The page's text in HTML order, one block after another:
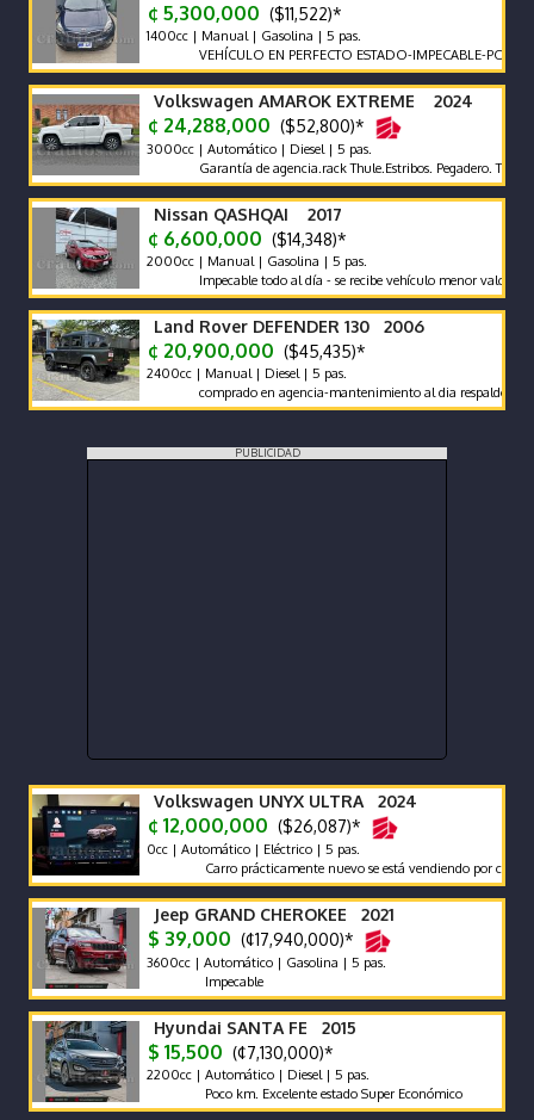
¢ 5,300,000 ($11,522)*
1400cc | Manual | Gasolina | 5 pas.
VEHÍCULO EN PERFECTO ESTADO-IMPECABLE-POCO
Volkswagen AMAROK EXTREME 2024
¢ 24,288,000 ($52,800)*
3000cc | Automático | Diesel | 5 pas.
Garantía de agencia.rack Thule.Estribos. Pegadero. Tapa
Nissan QASHQAI 2017
¢ 6,600,000 ($14,348)*
2000cc | Manual | Gasolina | 5 pas.
Impecable todo al día - se recibe vehículo menor valor garantía
Land Rover DEFENDER 130 2006
¢ 20,900,000 ($45,435)*
2400cc | Manual | Diesel | 5 pas.
comprado en agencia-mantenimiento al dia respaldo -pocos
PUBLICIDAD
Volkswagen UNYX ULTRA 2024
¢ 12,000,000 ($26,087)*
0cc | Automático | Eléctrico | 5 pas.
Carro prácticamente nuevo se está vendiendo por compra de
Jeep GRAND CHEROKEE 2021
$ 39,000 (¢17,940,000)*
3600cc | Automático | Gasolina | 5 pas.
Impecable
Hyundai SANTA FE 2015
$ 15,500 (¢7,130,000)*
2200cc | Automático | Diesel | 5 pas.
Poco km. Excelente estado Super Económico